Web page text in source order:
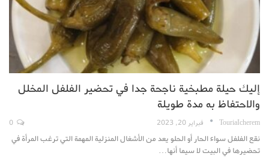
إليك حيلة مطبخية ناجحة جدا في تحضير الفلفل المخلل
والاحتفاظ به مدة طويلة
TouriaIcherem فبراير 20, 2023
نقع الفلفل سواء الحار أو الحلو يعد من الأشغال المنزلية المهمة التي ترغب المرأة في
تحضيرها في البيت لا سيما أنها…